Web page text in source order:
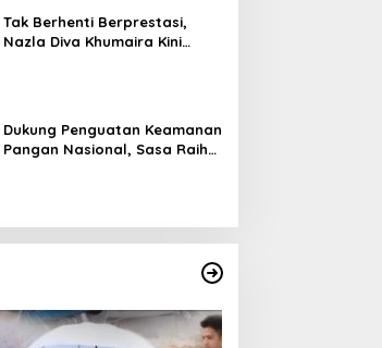
Tak Berhenti Berprestasi,
Nazla Diva Khumaira Kini
Dukung Penguatan Keamanan
Pangan Nasional, Sasa Raih